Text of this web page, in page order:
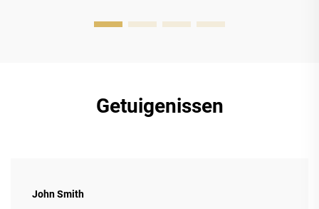
Getuigenissen
John Smith